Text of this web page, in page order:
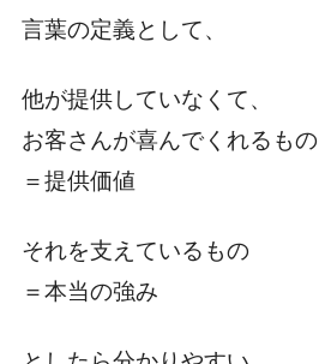
言葉の定義として、
他が提供していなくて、
お客さんが喜んでくれるもの
＝提供価値
それを支えているもの
＝本当の強み